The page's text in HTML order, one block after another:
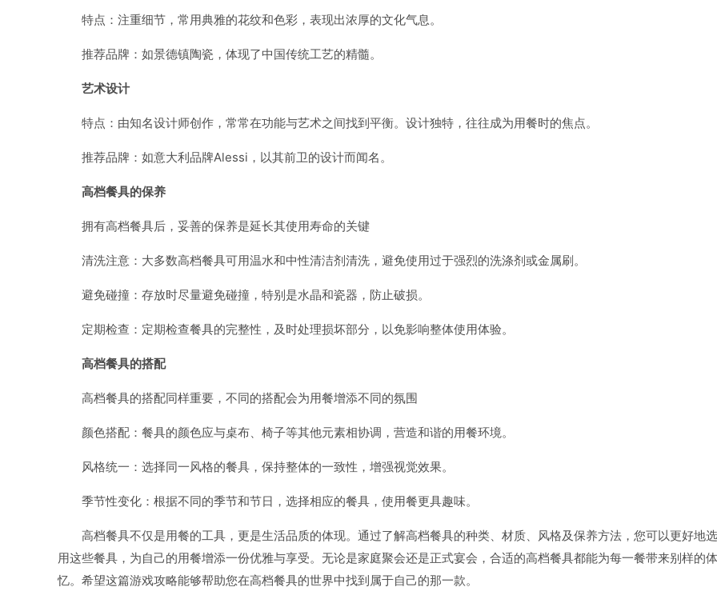
特点：注重细节，常用典雅的花纹和色彩，表现出浓厚的文化气息。
推荐品牌：如景德镇陶瓷，体现了中国传统工艺的精髓。
艺术设计
特点：由知名设计师创作，常常在功能与艺术之间找到平衡。设计独特，往往成为用餐时的焦点。
推荐品牌：如意大利品牌Alessi，以其前卫的设计而闻名。
高档餐具的保养
拥有高档餐具后，妥善的保养是延长其使用寿命的关键
清洗注意：大多数高档餐具可用温水和中性清洁剂清洗，避免使用过于强烈的洗涤剂或金属刷。
避免碰撞：存放时尽量避免碰撞，特别是水晶和瓷器，防止破损。
定期检查：定期检查餐具的完整性，及时处理损坏部分，以免影响整体使用体验。
高档餐具的搭配
高档餐具的搭配同样重要，不同的搭配会为用餐增添不同的氛围
颜色搭配：餐具的颜色应与桌布、椅子等其他元素相协调，营造和谐的用餐环境。
风格统一：选择同一风格的餐具，保持整体的一致性，增强视觉效果。
季节性变化：根据不同的季节和节日，选择相应的餐具，使用餐更具趣味。
高档餐具不仅是用餐的工具，更是生活品质的体现。通过了解高档餐具的种类、材质、风格及保养方法，您可以更好地
用这些餐具，为自己的用餐增添一份优雅与享受。无论是家庭聚会还是正式宴会，合适的高档餐具都能为每一餐带来别样的
忆。希望这篇游戏攻略能够帮助您在高档餐具的世界中找到属于自己的那一款。